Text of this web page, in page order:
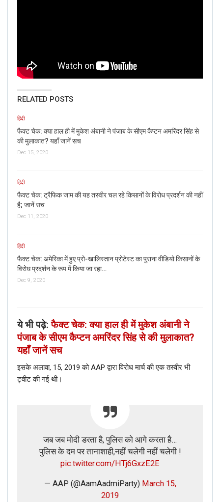
हमने तस्वीर की एक निर्धारित प्रक्रिया के तहत जांच की तो हमें वास्तविक
उपरोक्त नकली बनाम असली, दोनों ही तस्वीरों की बारीकियों को नज़दीक से
हमने इसकी जाँच कैसे की:
न्यूज़मोबाइल के झुज़ारू रिपोर्टर हर तथ्य की अच्छी तरह खोज करते हैं.
पहले हम गूगल रिवर्स सर्च और कुछ सच मापने के टूलस का उपयोग करते हैं
और फिर हमारे खोजी रिपोर्टर उनकी सच्चाई बाहर लाते हैं.
हमारी fact check हेल्प्लायन पर WhatsApp करें
RELATED POSTS
हिंदी
फैक्ट चेक: क्या हाल ही में मुकेश अंबानी ने पंजाब के सीएम कैप्टन अमरिंदर सिंह से
की मुलाकात? यहाँ जानें सच
Dec 15, 2020
हिंदी
फैक्ट चेक: ट्रैफिक जाम की यह तस्वीर चल रहे किसानों के विरोध प्रदर्शन की नहीं
है; जानें सच
Dec 11, 2020
हिंदी
फैक्ट चेक: अमेरिका में हुए प्रो-खालिस्तान प्रोटेस्ट का पुराना वीडियो किसानों के
विरोध प्रदर्शन के रूप में किया जा रहा…
Dec 9, 2020
ये भी पढ़े:फैक्ट चेक: क्या हाल ही में मुकेश अंबानी ने
पंजाब के सीएम कैप्टन अमरिंदर सिंह से की मुलाकात?
यहाँ जानें सच
इसके अलावा, 15, 2019 को AAP द्वारा विरोध मार्च की एक तस्वीर भी
ट्वीट की गई थी।
जब जब मोदी डरता है, पुलिस को आगे करता है…
पुलिस के दम पर तानाशाही,नहीं चलेगी नहीं चलेगी !
pic.twitter.com/HTj6GxzE2E
— AAP (@AamAadmiParty) March 15,
2019